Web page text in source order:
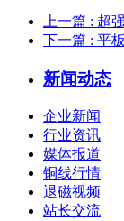
上一篇 : 超
下一篇 : 平
新闻动态
企业新闻
行业资讯
媒体报道
铜线行情
退磁视频
站长交流